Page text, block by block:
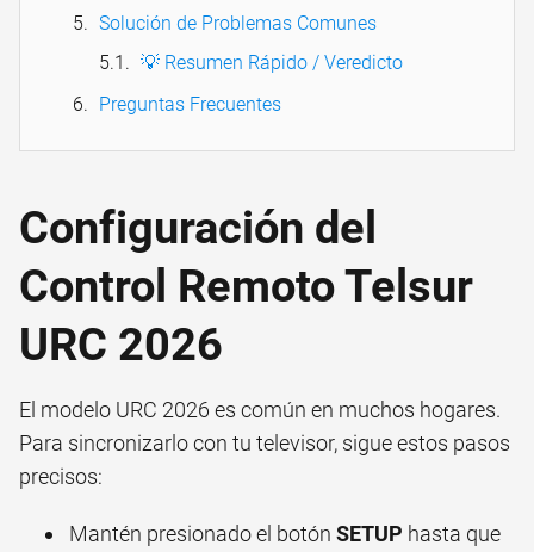
Solución de Problemas Comunes
💡 Resumen Rápido / Veredicto
Preguntas Frecuentes
Configuración del
Control Remoto Telsur
URC 2026
El modelo URC 2026 es común en muchos hogares.
Para sincronizarlo con tu televisor, sigue estos pasos
precisos:
Mantén presionado el botón SETUP hasta que